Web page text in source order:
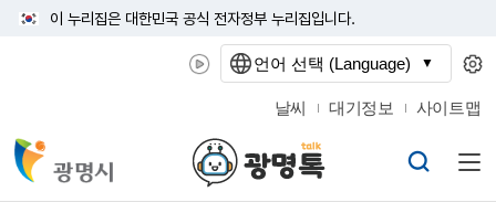
이 누리집은 대한민국 공식 전자정부 누리집입니다.
날씨 대기정보 사이트맵
언어 선택 (Language)